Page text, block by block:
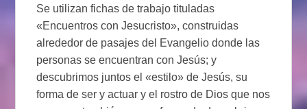
Se utilizan fichas de trabajo tituladas
«Encuentros con Jesucristo», construidas
alrededor de pasajes del Evangelio donde las
personas se encuentran con Jesús; y
descubrimos juntos el «estilo» de Jesús, su
forma de ser y actuar y el rostro de Dios que nos